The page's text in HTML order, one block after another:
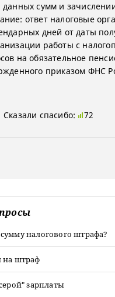
данных сумм и
ответ налоговые
дней от даты
работы с
на обязательное
приказом ФНС
Сказали спасибо: 72
налогового штрафа?
на штраф
зарплаты